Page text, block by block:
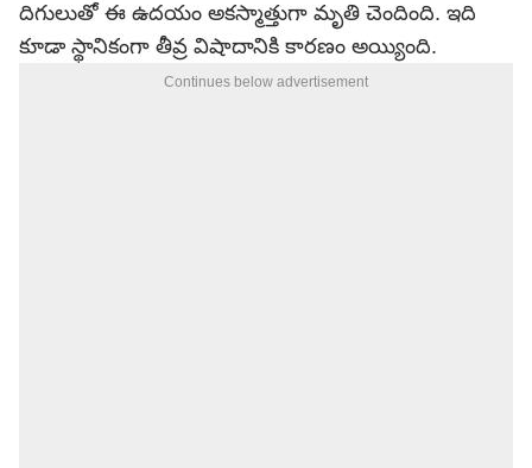
దిగులుతో ఈ ఉదయం అకస్మాత్తుగా మృతి చెందింది. ఇది
కూడా స్థానికంగా తీవ్ర విషాదానికి కారణం అయ్యింది.
Continues below advertisement